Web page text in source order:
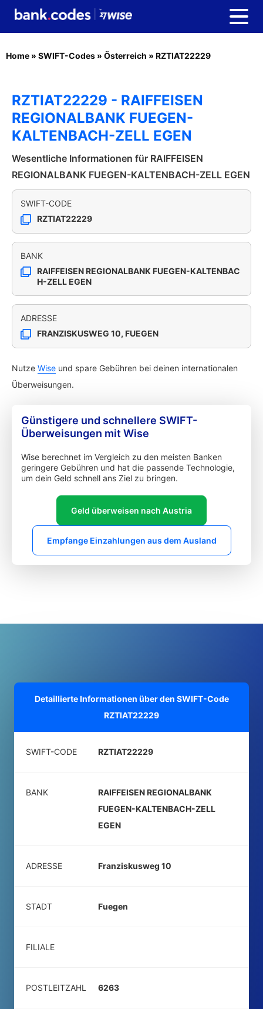
Home » SWIFT-Codes » Österreich » RZTIAT22229
RZTIAT22229 - RAIFFEISEN
REGIONALBANK FUEGEN-
KALTENBACH-ZELL EGEN
Wesentliche Informationen für RAIFFEISEN
REGIONALBANK FUEGEN-KALTENBACH-ZELL EGEN
SWIFT-CODE
RZTIAT22229
BANK
RAIFFEISEN REGIONALBANK FUEGEN-KALTENBAC
H-ZELL EGEN
ADRESSE
FRANZISKUSWEG 10, FUEGEN
Nutze Wise und spare Gebühren bei deinen internationalen
Überweisungen.
Günstigere und schnellere SWIFT-
Überweisungen mit Wise
Wise berechnet im Vergleich zu den meisten Banken
geringere Gebühren und hat die passende Technologie,
um dein Geld schnell ans Ziel zu bringen.
Geld überweisen nach Austria
Empfange Einzahlungen aus dem Ausland
Detaillierte Informationen über den SWIFT-Code
RZTIAT22229
SWIFT-CODE RZTIAT22229
BANK
RAIFFEISEN REGIONALBANK
FUEGEN-KALTENBACH-ZELL
EGEN
ADRESSE Franziskusweg 10
STADT Fuegen
FILIALE
POSTLEITZAHL 6263